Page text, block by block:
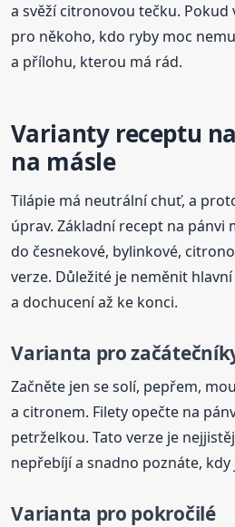
a svěží citronovou tečku.
pro někoho, kdo ryby moc
a přílohu, kterou má rád.
Varianty receptu
na másle
Tilápie má neutrální chuť, a
úprav. Základní recept na pánvi
do česnekové, bylinkové,
verze. Důležité je neměnit
a dochucení až ke konci.
Varianta pro
Začněte jen se solí, pepřem,
a citronem. Filety opečte na
petrželkou. Tato verze je
nepřebíjí a snadno poznáte,
Varianta pro pokročilé